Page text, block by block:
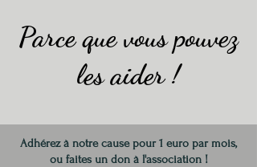
Parce que vous pouvez
les aider !
Adhérez à notre cause pour 1 euro par mois,
ou faites un don à l'association !